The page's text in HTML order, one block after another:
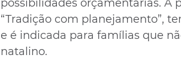
possibilidades orçamentárias. A
“Tradição com planejamento”,
e é indicada para famílias que
natalino.